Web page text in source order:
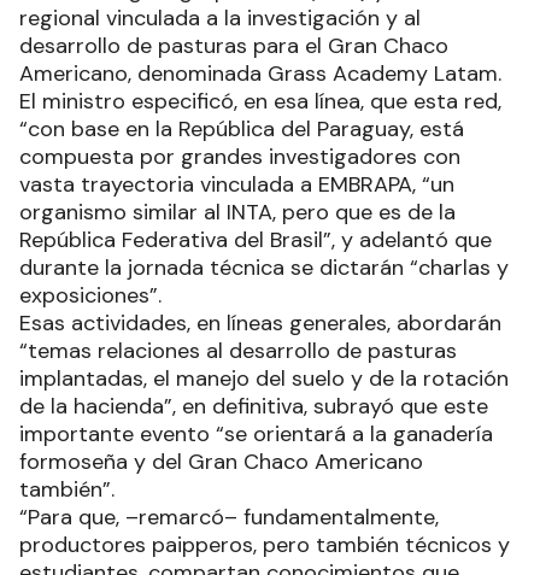
regional vinculada a la investigación y al
desarrollo de pasturas para el Gran Chaco
Americano, denominada Grass Academy Latam.
El ministro especificó, en esa línea, que esta red,
“con base en la República del Paraguay, está
compuesta por grandes investigadores con
vasta trayectoria vinculada a EMBRAPA, “un
organismo similar al INTA, pero que es de la
República Federativa del Brasil”, y adelantó que
durante la jornada técnica se dictarán “charlas y
exposiciones”.
Esas actividades, en líneas generales, abordarán
“temas relaciones al desarrollo de pasturas
implantadas, el manejo del suelo y de la rotación
de la hacienda”, en definitiva, subrayó que este
importante evento “se orientará a la ganadería
formoseña y del Gran Chaco Americano
también”.
“Para que, –remarcó– fundamentalmente,
productores paipperos, pero también técnicos y